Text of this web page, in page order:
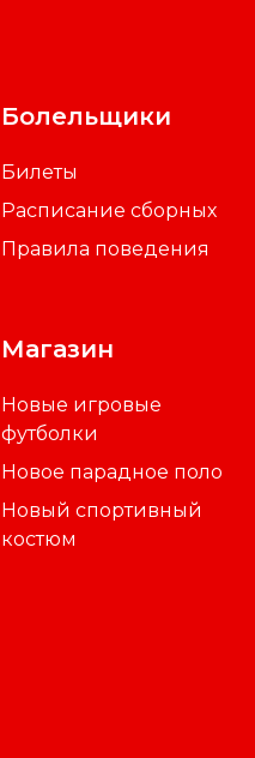
Болельщики
Билеты
Расписание сборных
Правила поведения
Магазин
Новые игровые
футболки
Новое парадное поло
Новый спортивный
костюм